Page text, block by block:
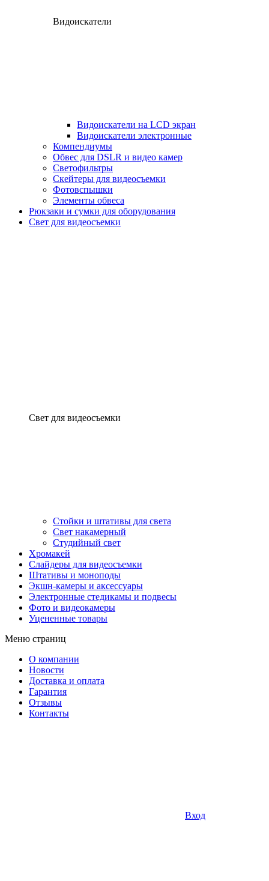
Видоискатели
Видоискатели на LCD экран
Видоискатели электронные
Компендиумы
Обвес для DSLR и видео камер
Светофильтры
Скейтеры для видеосъемки
Фотовспышки
Элементы обвеса
Рюкзаки и сумки для оборудования
Свет для видеосъемки
Свет для видеосъемки
Стойки и штативы для света
Свет накамерный
Студийный свет
Хромакей
Слайдеры для видеосъемки
Штативы и моноподы
Экшн-камеры и аксессуары
Электронные стедикамы и подвесы
Фото и видеокамеры
Уцененные товары
Меню страниц
О компании
Новости
Доставка и оплата
Гарантия
Отзывы
Контакты
Вход